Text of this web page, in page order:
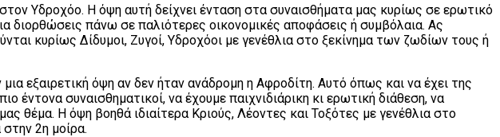
Υδροχόο. Η όψη αυτή δείχνει ένταση στα συναισθήματα μας κυρίως σε ερωτικό
διορθώσεις πάνω σε παλιότερες οικονομικές αποφάσεις ή συμβόλαια. Ας
κυρίως Δίδυμοι, Ζυγοί, Υδροχόοι με γενέθλια στο ξεκίνημα των ζωδίων τους ή
εξαιρετική όψη αν δεν ήταν ανάδρομη η Αφροδίτη. Αυτό όπως και να έχει της
έντονα συναισθηματικοί, να έχουμε παιχνιδιάρικη κι ερωτική διάθεση, να
θέμα. Η όψη βοηθά ιδιαίτερα Κριούς, Λέοντες και Τοξότες με γενέθλια στο
2η μοίρα.